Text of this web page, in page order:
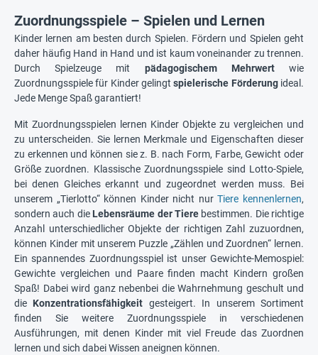
Zuordnungsspiele – Spielen und Lernen
Kinder lernen am besten durch Spielen. Fördern und Spielen geht
daher häufig Hand in Hand und ist kaum voneinander zu trennen.
Durch Spielzeuge mit pädagogischem Mehrwertwie
Zuordnungsspiele für Kinder gelingtspielerische Förderungideal.
Jede Menge Spaß garantiert!
Mit Zuordnungsspielen lernen Kinder Objekte zu vergleichen und
zu unterscheiden. Sie lernen Merkmale und Eigenschaften dieser
zu erkennen und können sie z. B. nach Form, Farbe, Gewicht oder
Größe zuordnen. Klassische Zuordnungsspiele sind Lotto-Spiele,
bei denen Gleiches erkannt und zugeordnet werden muss. Bei
unserem „Tierlotto“ können Kinder nicht nurTiere kennenlernen,
sondern auch die Lebensräume der Tierebestimmen. Die richtige
Anzahl unterschiedlicher Objekte der richtigen Zahl zuzuordnen,
können Kinder mit unserem Puzzle „Zählen und Zuordnen“ lernen.
Ein spannendes Zuordnungsspiel ist unser Gewichte-Memospiel:
Gewichte vergleichen und Paare finden macht Kindern großen
Spaß! Dabei wird ganz nebenbei die Wahrnehmung geschult und
die Konzentrationsfähigkeit gesteigert. In unserem Sortiment
finden Sie weitere Zuordnungsspiele in verschiedenen
Ausführungen, mit denen Kinder mit viel Freude das Zuordnen
lernen und sich dabei Wissen aneignen können.